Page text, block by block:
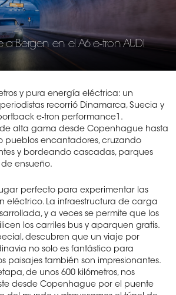
Bergen en el A6 e-tron AUDI
y pura energía eléctrica: un
recorrió Dinamarca, Suecia y
e-tron performance1.
alta gama desde Copenhague hasta
pueblos encantadores, cruzando
y bordeando cascadas, parques
ensueño.
perfecto para experimentar las
eléctrico. La infraestructura de carga
y a veces se permite que los
los carriles bus y aparquen gratis.
descubren que un viaje por
no solo es fantástico para
paisajes también son impresionantes.
de unos 600 kilómetros, nos
desde Copenhague por el puente